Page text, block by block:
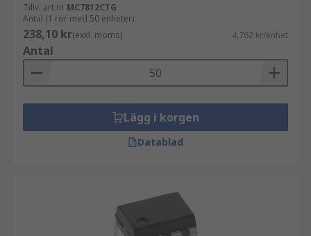
Tillv. art.nr MC7812CTG
Antal (1 rör med 50 enheter)
238,10 kr(exkl. moms) 4,762 kr/enhet
Antal
Lägg i korgen
Datablad